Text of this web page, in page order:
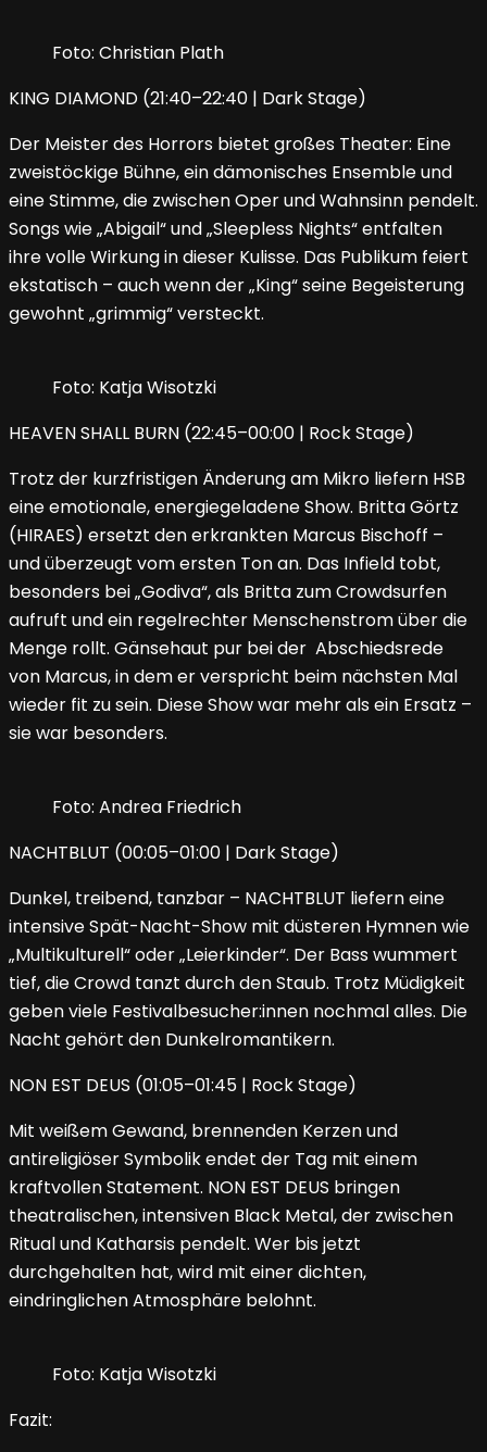
Foto: Christian Plath
KING DIAMOND (21:40–22:40 | Dark Stage)
Der Meister des Horrors bietet großes Theater: Eine
zweistöckige Bühne, ein dämonisches Ensemble und
eine Stimme, die zwischen Oper und Wahnsinn pendelt.
Songs wie „Abigail“ und „Sleepless Nights“ entfalten
ihre volle Wirkung in dieser Kulisse. Das Publikum feiert
ekstatisch – auch wenn der „King“ seine Begeisterung
gewohnt „grimmig“ versteckt.
Foto: Katja Wisotzki
HEAVEN SHALL BURN (22:45–00:00 | Rock Stage)
Trotz der kurzfristigen Änderung am Mikro liefern HSB
eine emotionale, energiegeladene Show. Britta Görtz
(HIRAES) ersetzt den erkrankten Marcus Bischoff –
und überzeugt vom ersten Ton an. Das Infield tobt,
besonders bei „Godiva“, als Britta zum Crowdsurfen
aufruft und ein regelrechter Menschenstrom über die
Menge rollt. Gänsehaut pur bei der Abschiedsrede
von Marcus, in dem er verspricht beim nächsten Mal
wieder fit zu sein. Diese Show war mehr als ein Ersatz –
sie war besonders.
Foto: Andrea Friedrich
NACHTBLUT (00:05–01:00 | Dark Stage)
Dunkel, treibend, tanzbar – NACHTBLUT liefern eine
intensive Spät-Nacht-Show mit düsteren Hymnen wie
„Multikulturell“ oder „Leierkinder“. Der Bass wummert
tief, die Crowd tanzt durch den Staub. Trotz Müdigkeit
geben viele Festivalbesucher:innen nochmal alles. Die
Nacht gehört den Dunkelromantikern.
NON EST DEUS (01:05–01:45 | Rock Stage)
Mit weißem Gewand, brennenden Kerzen und
antireligiöser Symbolik endet der Tag mit einem
kraftvollen Statement. NON EST DEUS bringen
theatralischen, intensiven Black Metal, der zwischen
Ritual und Katharsis pendelt. Wer bis jetzt
durchgehalten hat, wird mit einer dichten,
eindringlichen Atmosphäre belohnt.
Foto: Katja Wisotzki
Fazit: